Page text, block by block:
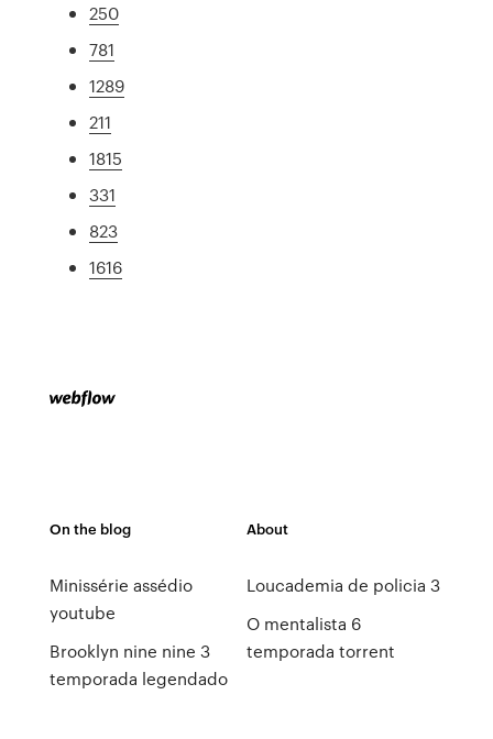
250
781
1289
211
1815
331
823
1616
On the blog
Minissérie assédio
youtube
Brooklyn nine nine 3
temporada legendado
About
Loucademia de policia 3
O mentalista 6
temporada torrent